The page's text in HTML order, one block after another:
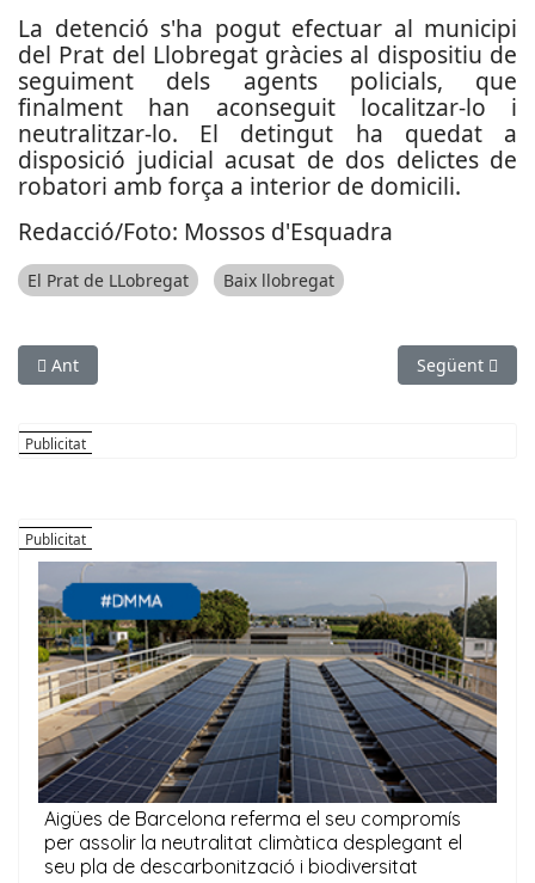
La detenció s'ha pogut efectuar al municipi
del Prat del Llobregat gràcies al dispositiu de
seguiment dels agents policials, que
finalment han aconseguit localitzar-lo i
neutralitzar-lo. El detingut ha quedat a
disposició judicial acusat de dos delictes de
robatori amb força a interior de domicili.
Redacció/Foto: Mossos d'Esquadra
El Prat de LLobregat Baix llobregat
Article anterior: Cau la banda de lladres de palets que va
Ant Article
Següent